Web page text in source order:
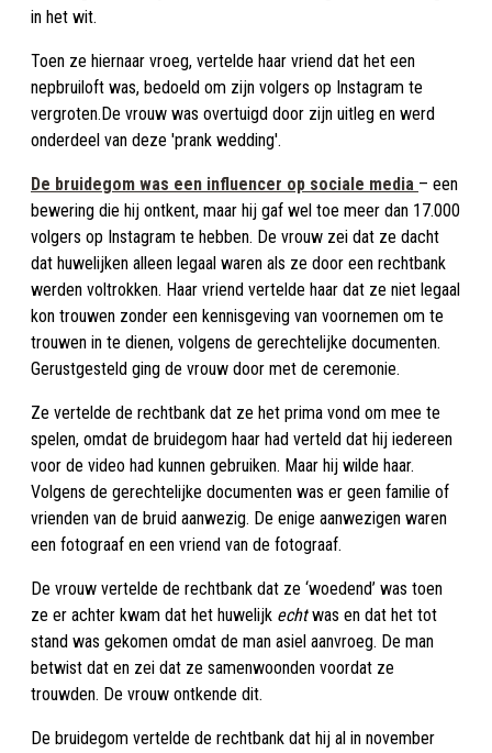
in het wit.
Toen ze hiernaar vroeg, vertelde haar vriend dat het een
nepbruiloft was, bedoeld om zijn volgers op Instagram te
vergroten.De vrouw was overtuigd door zijn uitleg en werd
onderdeel van deze 'prank wedding'.
De bruidegom was een ​​influencer op sociale media – een
bewering die hij ontkent, maar hij gaf wel toe meer dan 17.000
volgers op Instagram te hebben. De vrouw zei dat ze dacht
dat huwelijken alleen legaal waren als ze door een rechtbank
werden voltrokken. Haar vriend vertelde haar dat ze niet legaal
kon trouwen zonder een kennisgeving van voornemen om te
trouwen in te dienen, volgens de gerechtelijke documenten.
Gerustgesteld ging de vrouw door met de ceremonie.
Ze vertelde de rechtbank dat ze het prima vond om mee te
spelen, omdat de bruidegom haar had verteld dat hij iedereen
voor de video had kunnen gebruiken. Maar hij wilde haar.
Volgens de gerechtelijke documenten was er geen familie of
vrienden van de bruid aanwezig. De enige aanwezigen waren
een fotograaf en een vriend van de fotograaf.
De vrouw vertelde de rechtbank dat ze ‘woedend’ was toen
ze er achter kwam dat het huwelijk echtwas en dat het tot
stand was gekomen omdat de man asiel aanvroeg. De man
betwist dat en zei dat ze samenwoonden voordat ze
trouwden. De vrouw ontkende dit.
De bruidegom vertelde de rechtbank dat hij al in november